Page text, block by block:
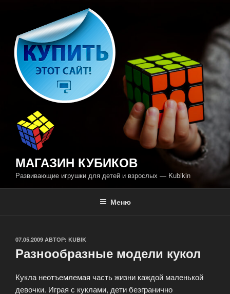
содержимому
МАГАЗИН КУБИКОВ
Развивающие игрушки для детей и взрослых — Kubikin
Меню
ОПУБЛИКОВАНО
07.05.2009 АВТОР: KUBIK
Разнообразные модели кукол
Кукла неотъемлемая часть жизни каждой маленькой
девочки. Играя с куклами, дети безгранично